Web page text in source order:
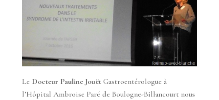
Le Docteur Pauline JouëtGastroentérologue à
l’Hôpital Ambroise Paré de Boulogne-Billancourt nous